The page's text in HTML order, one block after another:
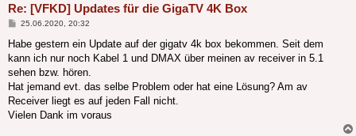
Re: [VFKD] Updates für die GigaTV 4K Box
Beitrag
25.06.2020, 20:32
Habe gestern ein Update auf der gigatv 4k box bekommen. Seit dem
kann ich nur noch Kabel 1 und DMAX über meinen av receiver in 5.1
sehen bzw. hören.
Hat jemand evt. das selbe Problem oder hat eine Lösung? Am av
Receiver liegt es auf jeden Fall nicht.
Vielen Dank im voraus